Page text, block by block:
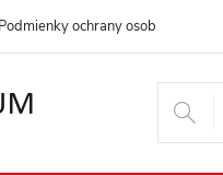
Podmienky ochrany osobných údajov